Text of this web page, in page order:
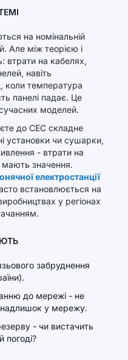
на номінальній
Але між теорією і
втрати на кабелях,
навіть
коли температура
панелі падає. Це
моделей.
до СЕС складне
установки чи сушарки,
- втрати на
мають значення.
електростанції
встановлюється на
у регіонах
забруднення
до мережі - не
у мережу.
- чи вистачить
погоді?